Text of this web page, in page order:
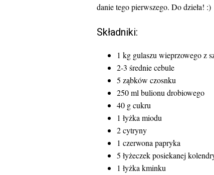
danie tego pierwszego. Do dzieła! :)
Składniki:
1 kg gulaszu wieprzowego z
2-3 średnie cebule
5 ząbków czosnku
250 ml bulionu drobiowego
40 g cukru
1 łyżka miodu
2 cytryny
1 czerwona papryka
5 łyżeczek posiekanej
1 łyżka kminku